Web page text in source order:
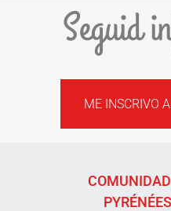
Seguid
ME INSCRIVO